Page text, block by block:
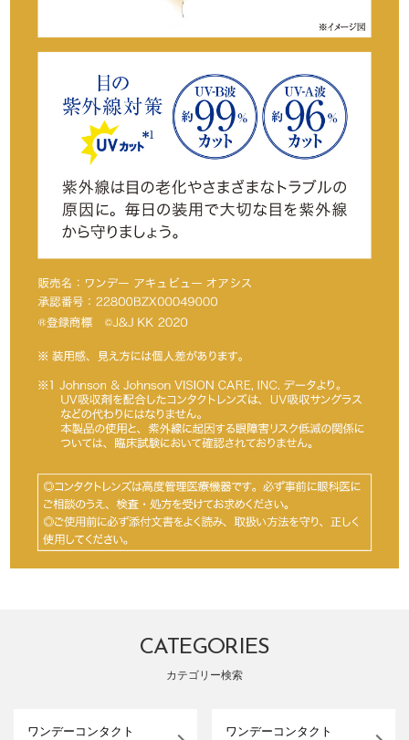
CATEGORIES
カテゴリー検索
ワンデーコンタクト
ワンデーコンタクト